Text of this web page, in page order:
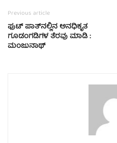
Previous article
ಫುಟ್ ಪಾತ್‍ನಲ್ಲಿನ ಅನಧಿಕೃತ
ಗೂಡಂಗಡಿಗಳ ತೆರವು ಮಾಡಿ :
ಮಂಜುನಾಥ್